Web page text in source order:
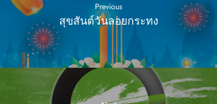
Previous
สุขสันต์วันลอยกระทง